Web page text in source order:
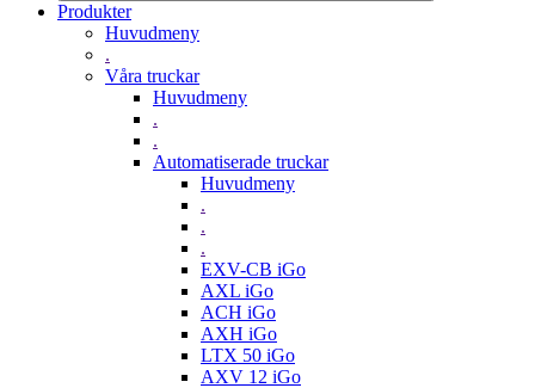
Produkter
Huvudmeny
.
Våra truckar
Huvudmeny
.
.
Automatiserade truckar
Huvudmeny
.
.
.
EXV-CB iGo
AXL iGo
ACH iGo
AXH iGo
LTX 50 iGo
AXV 12 iGo